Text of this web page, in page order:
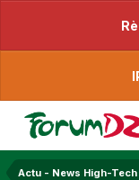
Actu - News High-Tech